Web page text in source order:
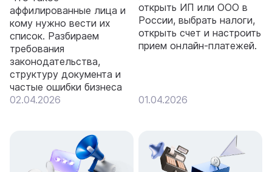
аффилированные лица и
кому нужно вести их
список. Разбираем
требования
законодательства,
структуру документа и
частые ошибки бизнеса
02.04.2026
открыть ИП или ООО в
России, выбрать налоги,
открыть счет и настроить
прием онлайн-платежей.
01.04.2026